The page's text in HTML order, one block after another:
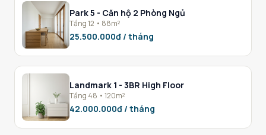
Park 5 - Căn hộ 2 Phòng Ngủ
Tầng 12 • 88m²
25.500.000đ / tháng
Landmark 1 - 3BR High Floor
Tầng 48 • 120m²
42.000.000đ / tháng